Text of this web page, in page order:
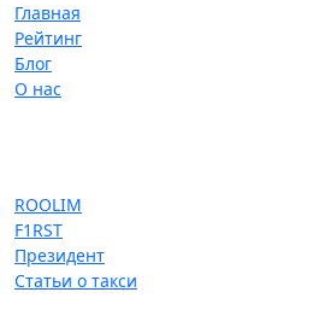
Главная
Рейтинг
Блог
О нас
ROOLIM
F1RST
Президент
Статьи о такси